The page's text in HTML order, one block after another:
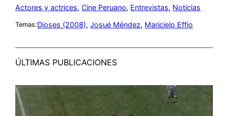
Actores y actrices, Cine Peruano, Entrevistas, Noticias
Temas:Dioses (2008), Josué Méndez, Maricielo Effio
ÚLTIMAS PUBLICACIONES